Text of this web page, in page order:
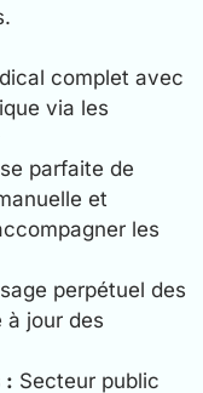
complet avec
via les
parfaite de
et
les
perpétuel des
à jour des
: Secteur public